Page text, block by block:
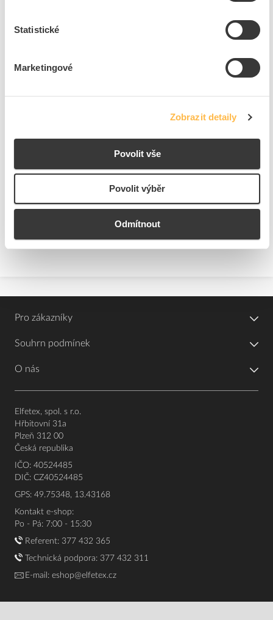
Statistické
Marketingové
Zobrazit detaily
Povolit vše
Povolit výběr
Odmítnout
košíku
86,47 Kč/ks
košíku
Pro zákazníky
Souhrn podmínek
O nás
Elfetex, spol. s r.o.
Hřbitovní 31a
Plzeň 312 00
Česká republika
IČO: 40524485
DIČ: CZ40524485
GPS: 49.75348, 13.43168
Kontakt e-shop:
Po - Pá: 7:00 - 15:30
Referent: 377 432 365
Technická podpora: 377 432 311
E-mail: eshop@elfetex.cz